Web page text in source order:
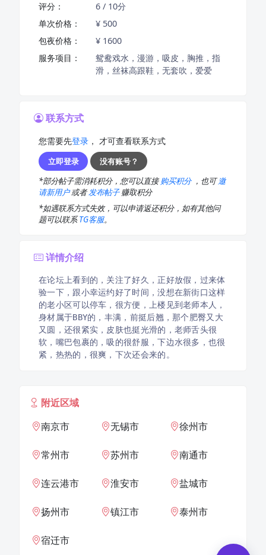
评分：
6 / 10分
单次价格：
¥ 500
包夜价格：
¥ 1600
服务项目：
鸳鸯戏水，漫游，吸皮，胸推，指
滑，丝袜高跟鞋，无套吹，爱爱
联系方式
您需要先登录 ， 才可查看联系方式
立即登录
没有账号？
*部分帖子需消耗积分，您可以直接购买积分 ，也可邀
请新用户或者发布帖子赚取积分
*如遇联系方式失效，可以申请返还积分，如有其他问
题可以联系TG客服。
详情介绍
在论坛上看到的，关注了好久，正好放假，过来体
验一下，跟小幸运约好了时间，没想在新街口这样
的老小区可以停车，很方便，上楼见到老师本人，
身材属于BBY的，丰满，前挺后翘，那个肥臀又大
又圆，还很紧实，皮肤也挺光滑的，老师舌头很
软，嘴巴包裹的，吸的很舒服，下边水很多，也很
紧，热热的，很爽，下次还会来的。
附近区域
南京市
无锡市 徐州市
常州市 苏州市 南通市
连云港市 淮安市 盐城市
扬州市 镇江市 泰州市
宿迁市